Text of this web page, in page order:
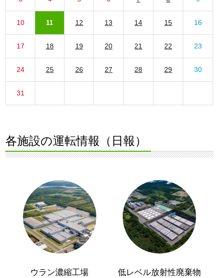
10 11 12 13 14 15 16
17 18 19 20 21 22 23
24 25 26 27 28 29 30
31
各施設の運転情報（日報）
ウラン濃縮工場
低レベル放射性廃棄物